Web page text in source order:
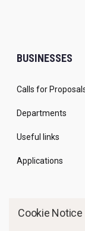
BUSINESSES
Calls for
Departments
Useful links
Applications
Cookie Notice